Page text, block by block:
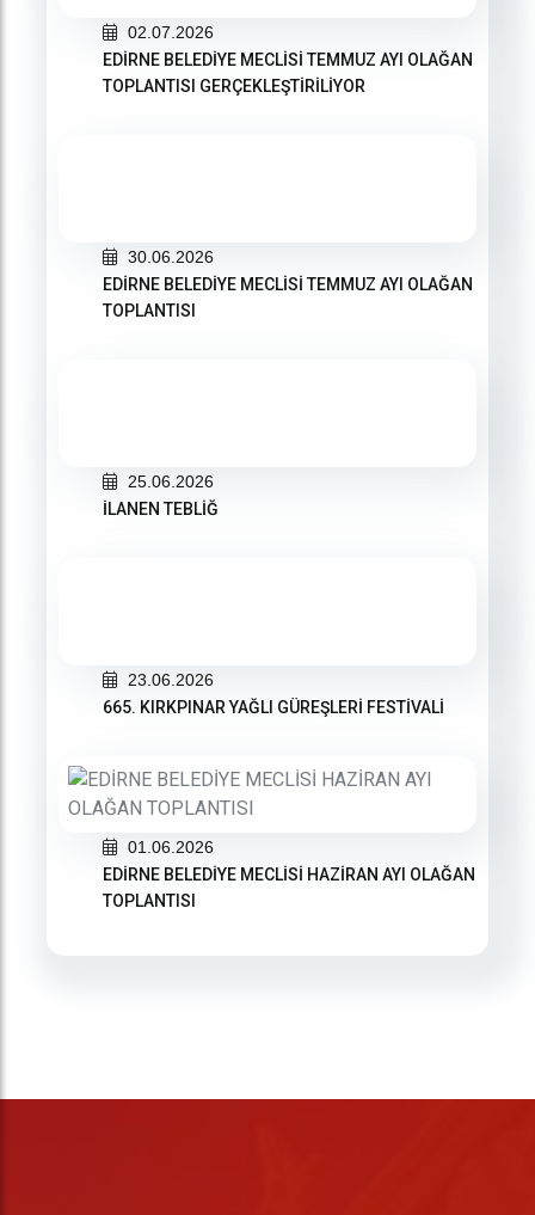
02.07.2026
EDİRNE BELEDİYE MECLİSİ TEMMUZ AYI OLAĞAN
TOPLANTISI GERÇEKLEŞTİRİLİYOR
30.06.2026
EDİRNE BELEDİYE MECLİSİ TEMMUZ AYI OLAĞAN
TOPLANTISI
25.06.2026
İLANEN TEBLİĞ
23.06.2026
665. KIRKPINAR YAĞLI GÜREŞLERİ FESTİVALİ
01.06.2026
EDİRNE BELEDİYE MECLİSİ HAZİRAN AYI OLAĞAN
TOPLANTISI